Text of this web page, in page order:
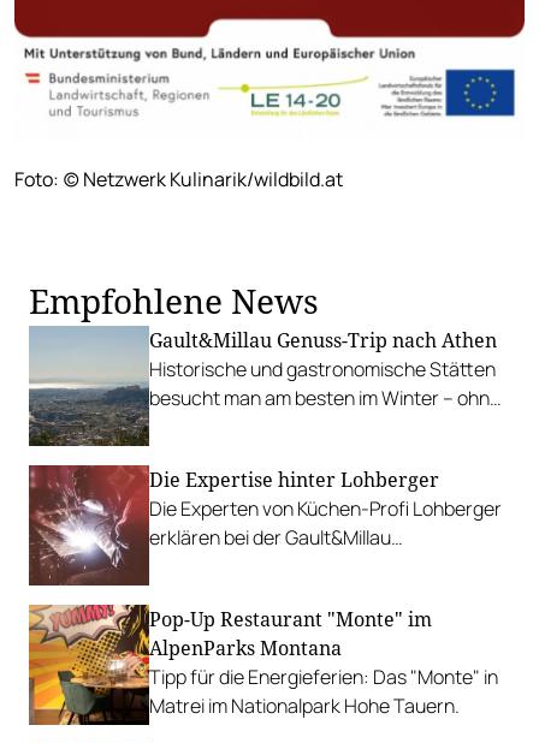
Foto: (c) Netzwerk Kulinarik/wildbild.at
Empfohlene News
Gault&Millau Genuss-Trip nach Athen
Historische und gastronomische Stätten
besucht man am besten im Winter – ohne
Sehenswürdigkeiten.
Die Expertise hinter Lohberger
Die Experten von Küchen-Profi Lohberger
erklären bei der Gault&Millau
Pop-Up Restaurant "Monte" im
AlpenParks Montana
Tipp für die Energieferien: Das "Monte" in
Matrei im Nationalpark Hohe Tauern.